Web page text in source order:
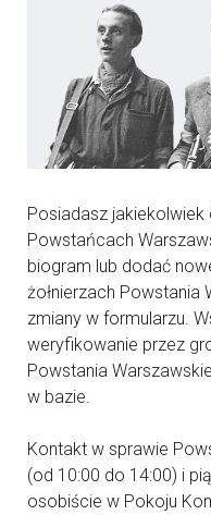
Posiadasz jakiekolwiek
Powstańcach
biogram lub dodać
żołnierzach Powstania
zmiany w formularzu.
weryfikowanie przez
Powstania
w bazie.
Kontakt w sprawie
(od 10:00 do 14:00) i
osobiście w Pokoju